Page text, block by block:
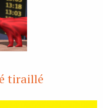
tiraillé